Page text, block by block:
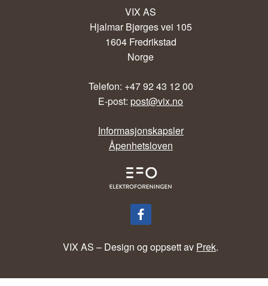
VIX AS
Hjalmar Bjørges vei 105
1604 Fredrikstad
Norge
Telefon: +47 92 43 12 00
E-post:post@vix.no
Informasjonskapsler
Åpenhetsloven
VIX AS – Design og oppsett av Prek.